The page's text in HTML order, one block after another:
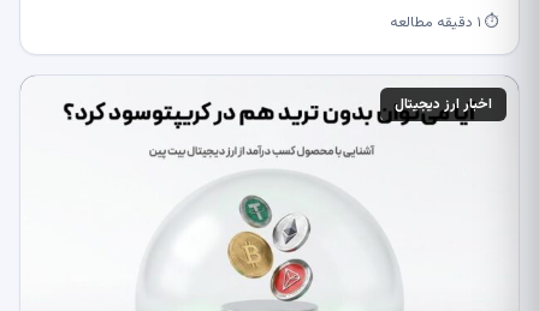
⏱ ۱ دقیقه مطالعه
اخبار ارز دیجیتال